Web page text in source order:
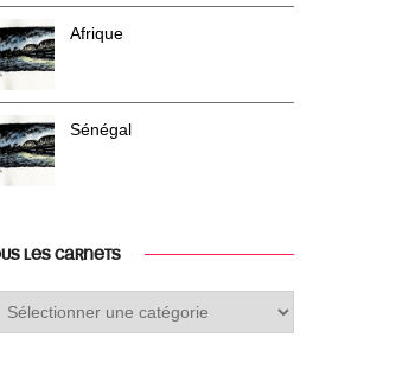
Afrique
Sénégal
LES CARNETS